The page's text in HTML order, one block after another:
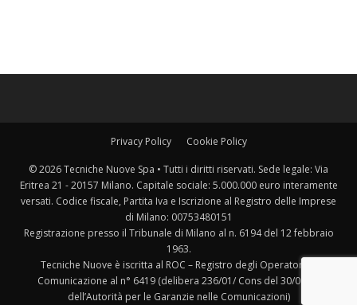
Privacy Policy Cookie Policy
© 2026 Tecniche Nuove Spa • Tutti i diritti riservati. Sede legale: Via
Eritrea 21 - 20157 Milano. Capitale sociale: 5.000.000 euro interamente
versati. Codice fiscale, Partita Iva e Iscrizione al Registro delle Imprese
di Milano: 00753480151
Registrazione presso il Tribunale di Milano al n. 6194 del 12 febbraio
1963.
Tecniche Nuove è iscritta al ROC – Registro degli Operatori di
Comunicazione al n° 6419 (delibera 236/01/ Cons del 30/06/01
dell’Autorità per le Garanzie nelle Comunicazioni)